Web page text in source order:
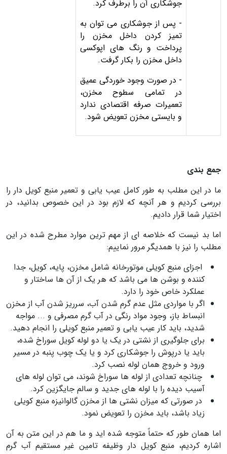
جوشكاری آن را برطرف کرد.
- پس از جوشكاری می توان به
تمیز کردن داخل مخزن را
پرداخت و رنگ های اپوكسی
داخل مخزن را بکار گرفت.
- در صورت وجود خوردگی عميق
در تمامی سطوح مخزن،
تعميرات صرفه اقتصادی ندارد
و بایستی مخزن تعویض شود.
جمع بندی
ما در این مطلب به طور کامل عیب یابی و تعمیر منبع کویل دار را
بررسی کردیم و هر آنچه که لازم بود در این خصوص بدانید، در
اختیار شما قرار دادیم.
اما بد نیست که خلاصه ای از مهم ترین موارد مطرح شده در این
مطلب را نیز با همدیگر مرور نماییم:
اجزای منبع کویلی موتورخانه شامل مخزن، پایه، کویل، جدا
کننده و بوشن ها می باشد که هر یک از آن ها ساختار و
عملکرد خاص خود را دارد.
اگر با مواردی مثل عدم گرم شدن آب، سرریز شدن آب از مخزن
انبساط باز، وجود مواد رنگی در آب گرم مصرفی و ... مواجه
شدید، باید کار عیب یابی و تعمیر منبع کویلی را انجام دهید.
برای جلوگیری از نشتی در یک یا دو لوله کویل سوراخ شده،
باید یا درپوش را جوشکاری کرد و یا یک چوب پنبه در مسیر
ورود و خروج همان لوله نصب کرد.
چنانچه تعدادی از لوله ها سوراخ شوند، می توان لوله های
آسیب دیده را با لوله های جدید و سالم جایگزین کرد.
در صورتی که میزان نشتی ها از مخزن گالوانیزه منبع کویلی
زیاد باشد، باید مخزن را تعویض نمود.
اما همان طور که حتماً متوجه شده اید و ما هم در این متن به آن
اشاره کردیم، منبع کویل دار وظیفه تامین غیر مستقیم آب گرم